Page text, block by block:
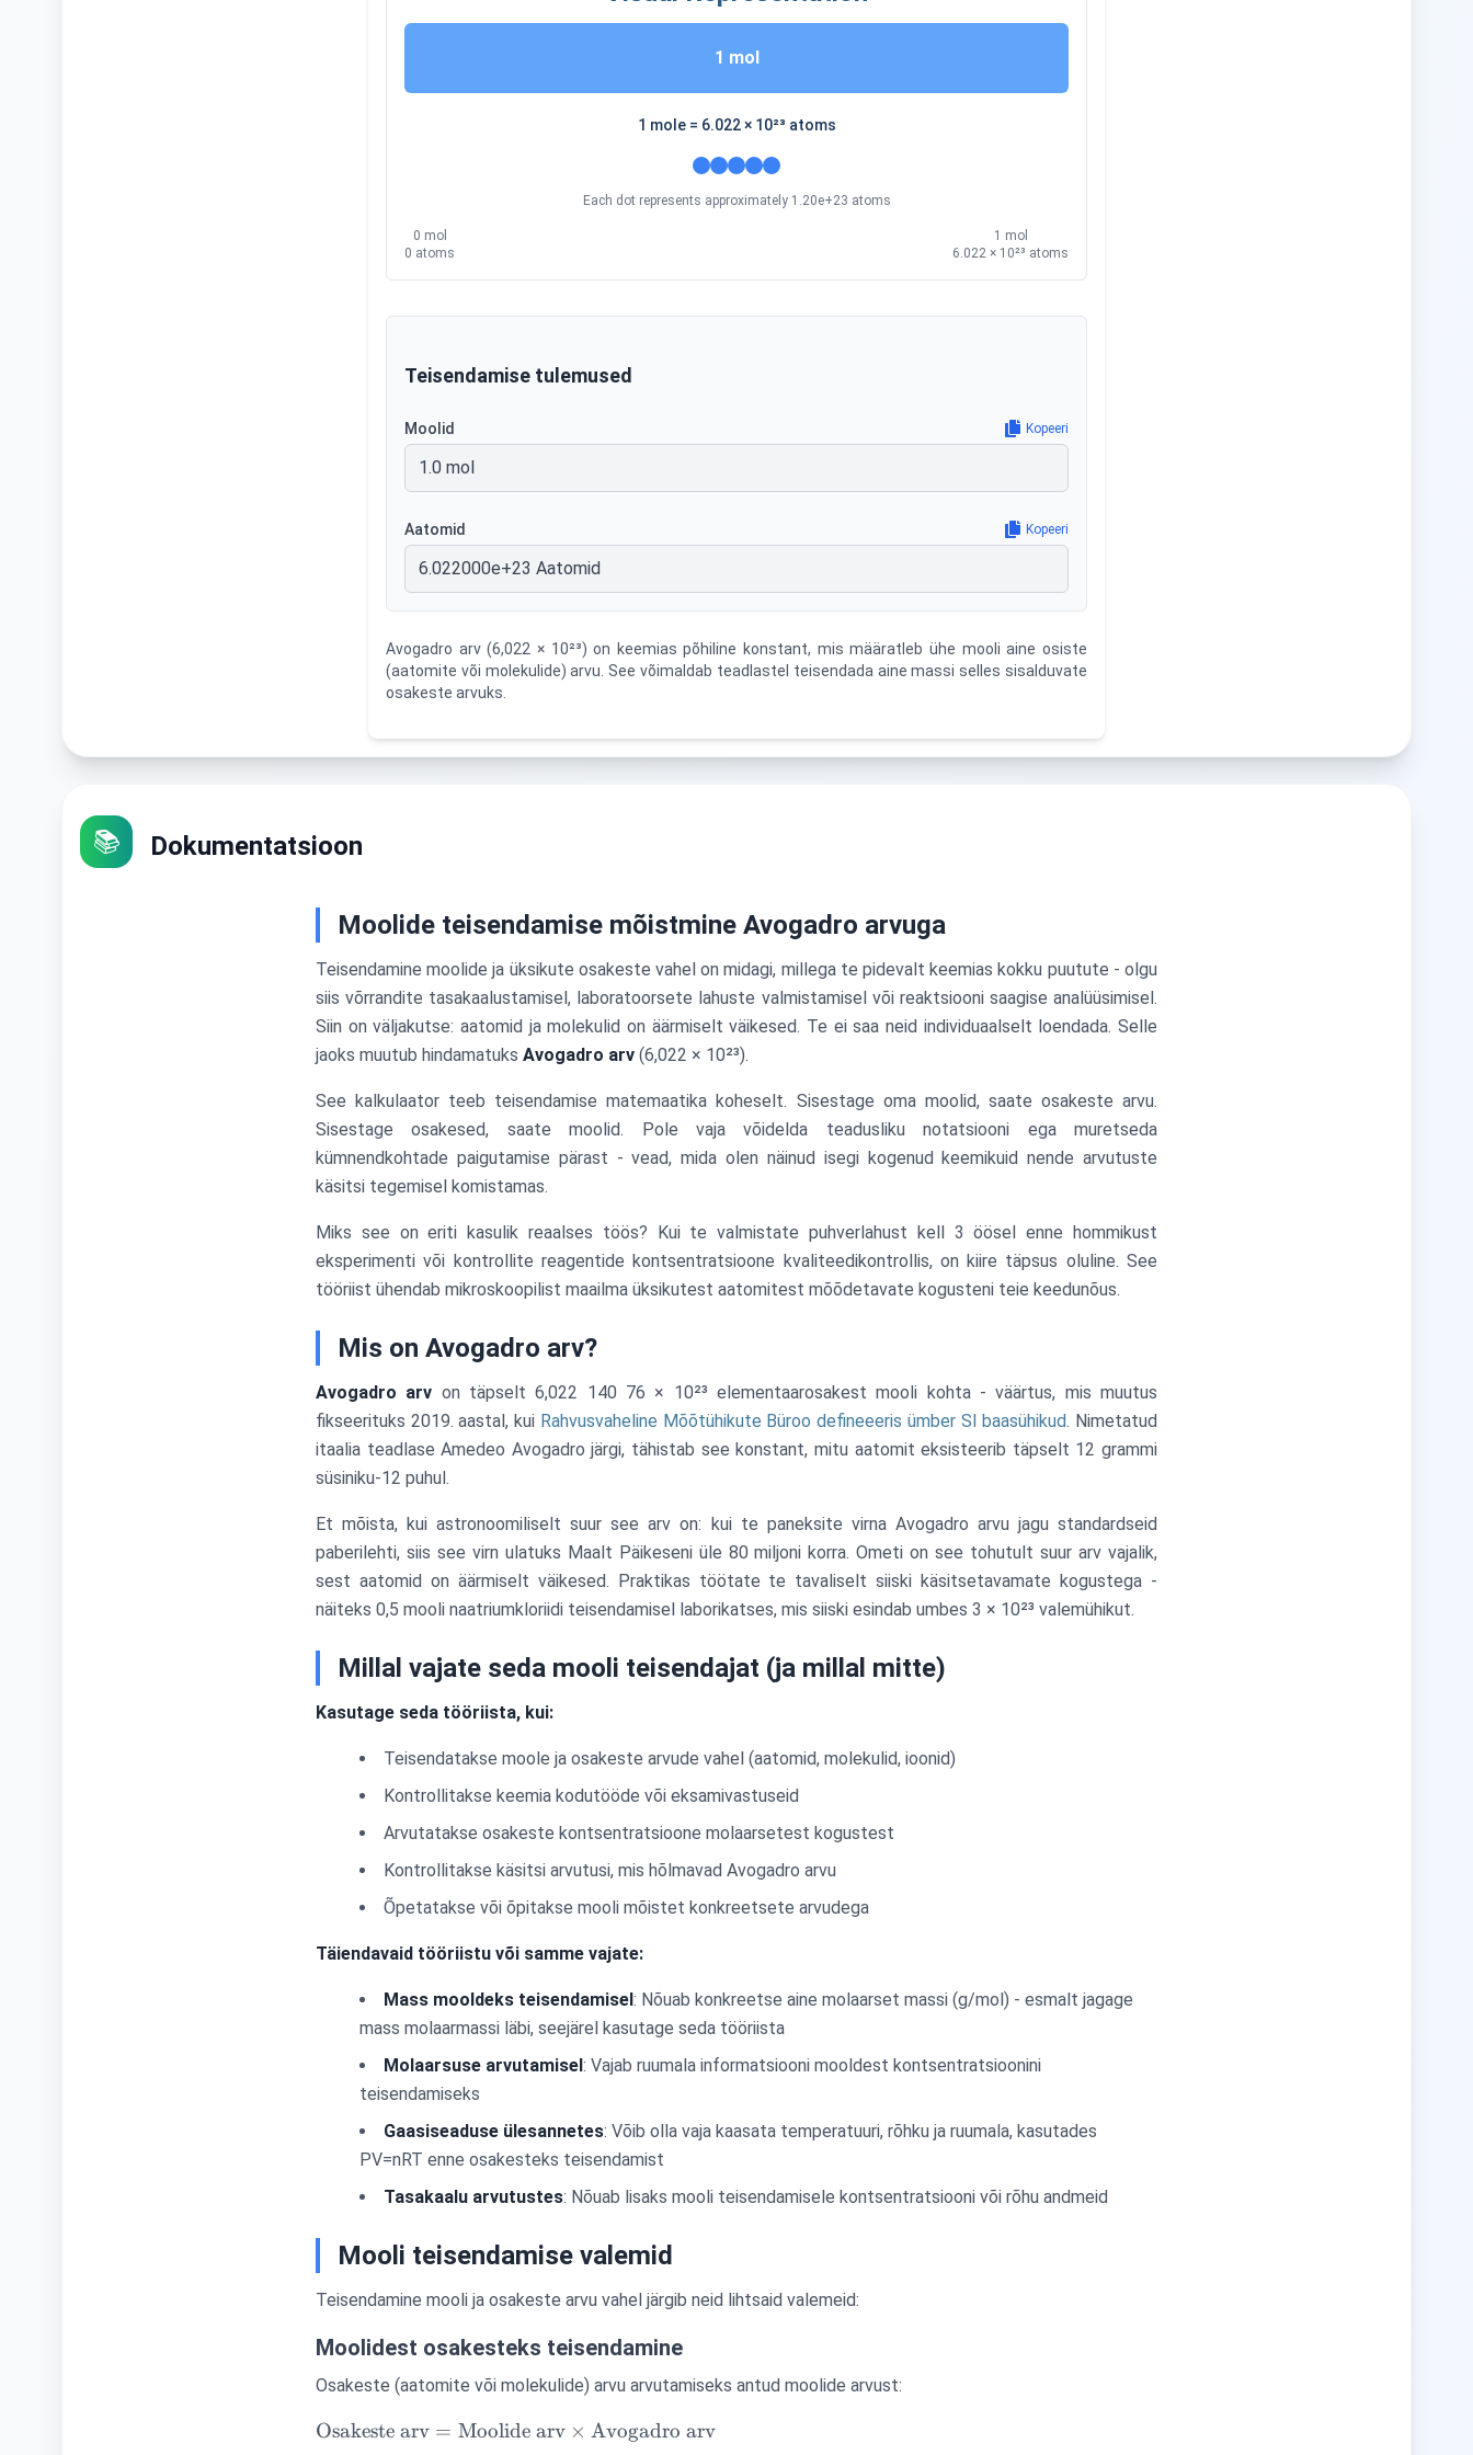
1 mol
1 mole = 6.022 × 10²³ atoms
Each dot represents approximately 1.20e+23 atoms
0 mol
0 atoms
1 mol
6.022 × 10²³ atoms
Teisendamise tulemused
Moolid Kopeeri
1.0 mol
Aatomid Kopeeri
6.022000e+23 Aatomid
Avogadro arv (6,022 × 10²³) on keemias põhiline konstant, mis määratleb ühe mooli aine osiste
(aatomite või molekulide) arvu. See võimaldab teadlastel teisendada aine massi selles sisalduvate
osakeste arvuks.
📚 Dokumentatsioon
Moolide teisendamise mõistmine Avogadro arvuga
Teisendamine moolide ja üksikute osakeste vahel on midagi, millega te pidevalt keemias kokku puutute - olgu
siis võrrandite tasakaalustamisel, laboratoorsete lahuste valmistamisel või reaktsiooni saagise analüüsimisel.
Siin on väljakutse: aatomid ja molekulid on äärmiselt väikesed. Te ei saa neid individuaalselt loendada. Selle
jaoks muutub hindamatuks Avogadro arv (6,022 × 10²³).
See kalkulaator teeb teisendamise matemaatika koheselt. Sisestage oma moolid, saate osakeste arvu.
Sisestage osakesed, saate moolid. Pole vaja võidelda teadusliku notatsiooni ega muretseda
kümnendkohtade paigutamise pärast - vead, mida olen näinud isegi kogenud keemikuid nende arvutuste
käsitsi tegemisel komistamas.
Miks see on eriti kasulik reaalses töös? Kui te valmistate puhverlahust kell 3 öösel enne hommikust
eksperimenti või kontrollite reagentide kontsentratsioone kvaliteedikontrollis, on kiire täpsus oluline. See
tööriist ühendab mikroskoopilist maailma üksikutest aatomitest mõõdetavate kogusteni teie keedunõus.
Mis on Avogadro arv?
Avogadro arv on täpselt 6,022 140 76 × 10²³ elementaarosakest mooli kohta - väärtus, mis muutus
fikseerituks 2019. aastal, kui Rahvusvaheline Mõõtühikute Büroo defineeeris ümber SI baasühikud. Nimetatud
itaalia teadlase Amedeo Avogadro järgi, tähistab see konstant, mitu aatomit eksisteerib täpselt 12 grammi
süsiniku-12 puhul.
Et mõista, kui astronoomiliselt suur see arv on: kui te paneksite virna Avogadro arvu jagu standardseid
paberilehti, siis see virn ulatuks Maalt Päikeseni üle 80 miljoni korra. Ometi on see tohutult suur arv vajalik,
sest aatomid on äärmiselt väikesed. Praktikas töötate te tavaliselt siiski käsitsetavamate kogustega -
näiteks 0,5 mooli naatriumkloriidi teisendamisel laborikatses, mis siiski esindab umbes 3 × 10²³ valemühikut.
Millal vajate seda mooli teisendajat (ja millal mitte)
Kasutage seda tööriista, kui:
Teisendatakse moole ja osakeste arvude vahel (aatomid, molekulid, ioonid)
Kontrollitakse keemia kodutööde või eksamivastuseid
Arvutatakse osakeste kontsentratsioone molaarsetest kogustest
Kontrollitakse käsitsi arvutusi, mis hõlmavad Avogadro arvu
Õpetatakse või õpitakse mooli mõistet konkreetsete arvudega
Täiendavaid tööriistu või samme vajate:
Mass mooldeks teisendamisel: Nõuab konkreetse aine molaarset massi (g/mol) - esmalt jagage
mass molaarmassi läbi, seejärel kasutage seda tööriista
Molaarsuse arvutamisel: Vajab ruumala informatsiooni mooldest kontsentratsioonini
teisendamiseks
Gaasiseaduse ülesannetes: Võib olla vaja kaasata temperatuuri, rõhku ja ruumala, kasutades
PV=nRT enne osakesteks teisendamist
Tasakaalu arvutustes: Nõuab lisaks mooli teisendamisele kontsentratsiooni või rõhu andmeid
Mooli teisendamise valemid
Teisendamine mooli ja osakeste arvu vahel järgib neid lihtsaid valemeid:
Moolidest osakesteks teisendamine
Osakeste (aatomite või molekulide) arvu arvutamiseks antud moolide arvust:
\text{Osakeste
Osakeste arv = Moolide arv × Avogadro arv